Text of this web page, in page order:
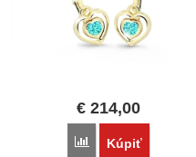
€ 214,00
Porovnať
Kúpiť